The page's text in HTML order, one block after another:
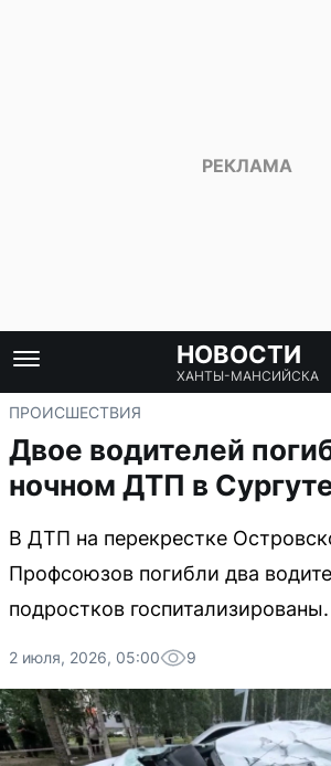
НОВОСТИ
ХАНТЫ-МАНСИЙСКА
ПРОИСШЕСТВИЯ
Двое водителей
ночном ДТП в
В ДТП на перекрестке
Профсоюзов погибли два
подростков госпитализированы.
2 июля, 2026, 05:00 9